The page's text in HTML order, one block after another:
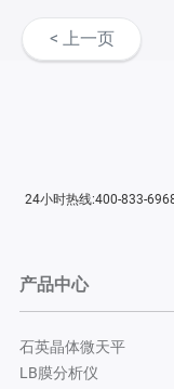
< 上一页
24小时热线:400-833-
产品中心
石英晶体微天平
LB膜分析仪